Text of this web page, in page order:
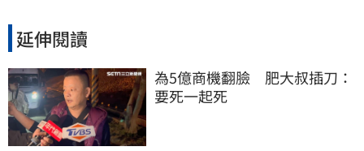
延伸閱讀
為5億商機翻臉　肥大叔插刀：
要死一起死